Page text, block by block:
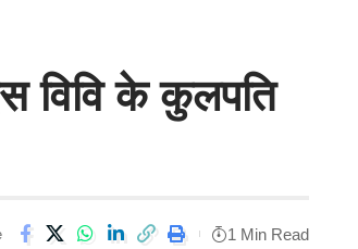
विवि के कुलपति
1 Min Read